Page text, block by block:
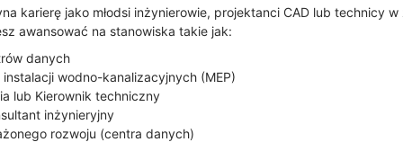
karierę jako młodsi inżynierowie, projektanci CAD lub technicy
awansować na stanowiska takie jak:
danych
wodno-kanalizacyjnych (MEP)
lub Kierownik techniczny
inżynieryjny
rozwoju (centra danych)